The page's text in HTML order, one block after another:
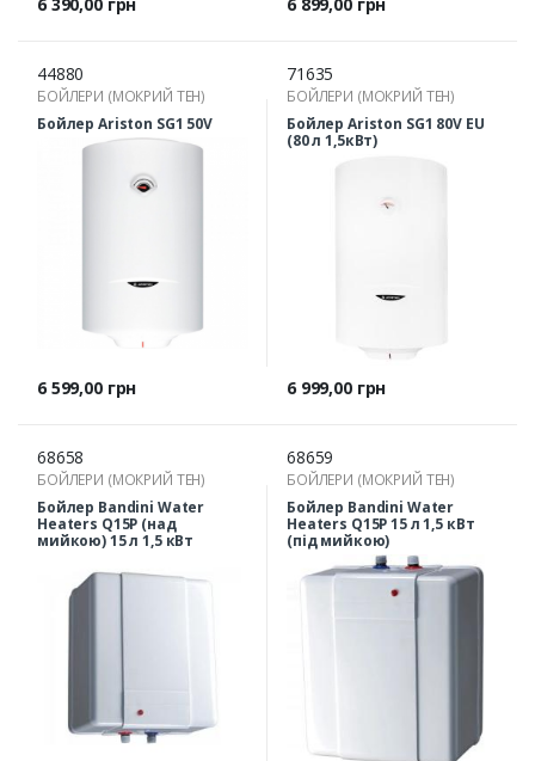
44880
БОЙЛЕРИ (МОКРИЙ ТЕН)
Бойлер Ariston SG1 50V
Ціна
6 599,00 грн
71635
БОЙЛЕРИ (МОКРИЙ ТЕН)
Бойлер Ariston SG1 80V EU
(80 л 1,5кВт)
Ціна
6 999,00 грн
68658
БОЙЛЕРИ (МОКРИЙ ТЕН)
Бойлер Bandini Water
Heaters Q15P (над
мийкою) 15 л 1,5 кВт
68659
БОЙЛЕРИ (МОКРИЙ ТЕН)
Бойлер Bandini Water
Heaters Q15P 15 л 1,5 кВт
(під мийкою)